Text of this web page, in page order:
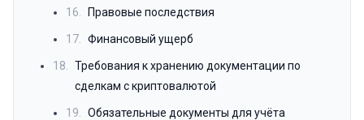
16. Правовые последствия
17. Финансовый ущерб
18.
Требования к хранению документации по
сделкам с криптовалютой
19. Обязательные документы для учёта